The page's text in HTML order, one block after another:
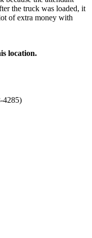
the truck was loaded, it
of extra money with
location.
4285)